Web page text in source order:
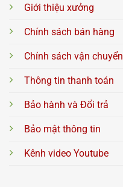
Giới thiệu xưởng
Chính sách bán hàng
Chính sách vận chuyển
Thông tin thanh toán
Bảo hành và Đổi trả
Bảo mật thông tin
Kênh video Youtube